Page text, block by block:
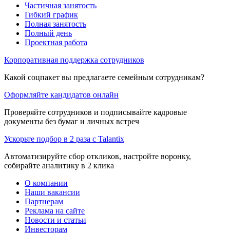
Частичная занятость
Гибкий график
Полная занятость
Полный день
Проектная работа
Корпоративная поддержка сотрудников
Какой соцпакет вы предлагаете семейным сотрудникам?
Оформляйте кандидатов онлайн
Проверяйте сотрудников и подписывайте кадровые
документы без бумаг и личных встреч
Ускорьте подбор в 2 раза с Talantix
Автоматизируйте сбор откликов, настройте воронку,
собирайте аналитику в 2 клика
О компании
Наши вакансии
Партнерам
Реклама на сайте
Новости и статьи
Инвесторам